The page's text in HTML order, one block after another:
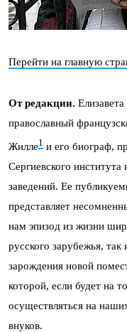
Перейти на главную
От редакции.
православный
Жилле1 и его биограф,
Сергиевского
заведений. Ее
представляет
нам эпизод из жизни
русского зарубежья,
зарождения новой
которой, если будет на
осуществляться на
внуков.